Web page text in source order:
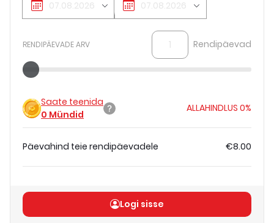
RENDIPÄEVADE ARV Rendipäevad
Saate teenida
0 Mündid
ALLAHINDLUS 0%
Päevahind teie rendipäevadele €8.00
Logi sisse